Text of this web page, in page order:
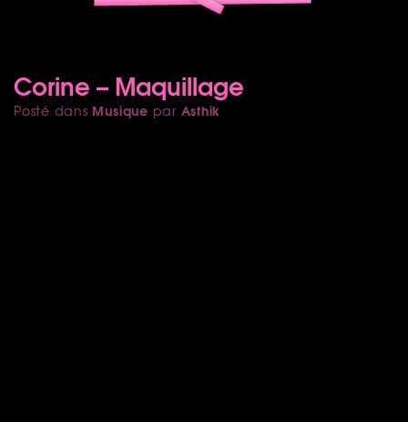
Corine – Maquillage
Posté dans Musique par Asthik